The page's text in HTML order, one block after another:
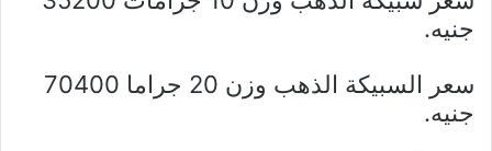
جنيه.
سعر السبيكة الذهب وزن 20 جراما 70400
جنيه.